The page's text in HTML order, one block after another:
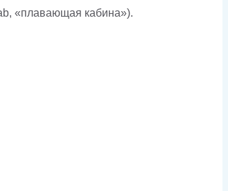
«плавающая кабина»).